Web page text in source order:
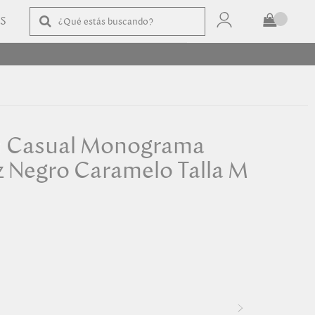
Monograma
Negro Caramelo Talla M